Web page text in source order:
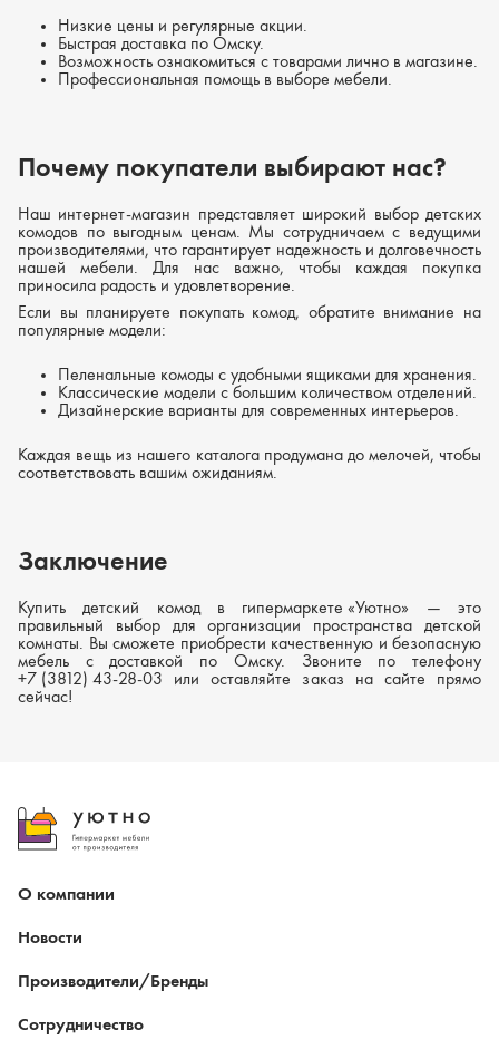
Низкие цены и регулярные акции.
Быстрая доставка по Омску.
Возможность ознакомиться с товарами лично в магазине.
Профессиональная помощь в выборе мебели.
Почему покупатели выбирают нас?
Наш интернет-магазин представляет широкий выбор детских
комодов по выгодным ценам. Мы сотрудничаем с ведущими
производителями, что гарантирует надежность и долговечность
нашей мебели. Для нас важно, чтобы каждая покупка
приносила радость и удовлетворение.
Если вы планируете покупать комод, обратите внимание на
популярные модели:
Пеленальные комоды с удобными ящиками для хранения.
Классические модели с большим количеством отделений.
Дизайнерские варианты для современных интерьеров.
Каждая вещь из нашего каталога продумана до мелочей, чтобы
соответствовать вашим ожиданиям.
Заключение
Купить детский комод в гипермаркете «Уютно» — это
правильный выбор для организации пространства детской
комнаты. Вы сможете приобрести качественную и безопасную
мебель с доставкой по Омску. Звоните по телефону
+7 (3812) 43-28-03 или оставляйте заказ на сайте прямо
сейчас!
О компании
Новости
Производители/Бренды
Сотрудничество